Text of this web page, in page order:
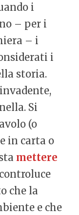
i
– per i
– i
i
storia.
Si
(o
in carta o
mettere
che la
e che